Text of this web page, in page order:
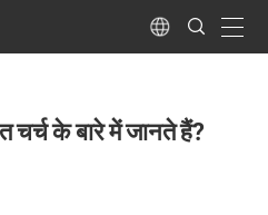
Language
Search
Submit
चर्च के बारे में जानते हैं?